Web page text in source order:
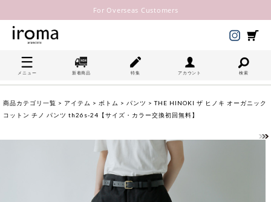
For Overseas Customers
メニュー 新着商品 特集 アカウント 検索
商品カテゴリ一覧 > アイテム > ボトム > パンツ > THE HINOKI ザ ヒノキ オーガニック
コットン チノ パンツ th26s-24【サイズ・カラー交換初回無料】